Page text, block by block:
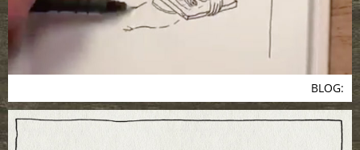
BLOG: